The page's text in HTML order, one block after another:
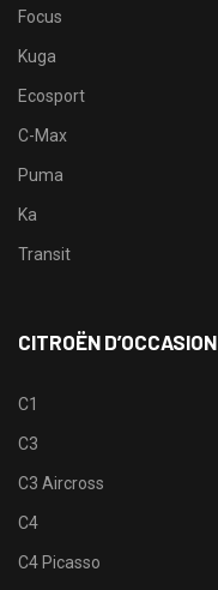
Focus
Kuga
Ecosport
C-Max
Puma
Ka
Transit
CITROËN D’OCCASION
C1
C3
C3 Aircross
C4
C4 Picasso